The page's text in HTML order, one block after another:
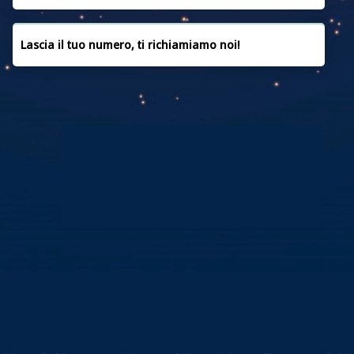
Marzo 2021
Febbraio 2021
Gennaio 2021
Dicembre 2020
Lascia il tuo numero, ti richiamiamo noi!